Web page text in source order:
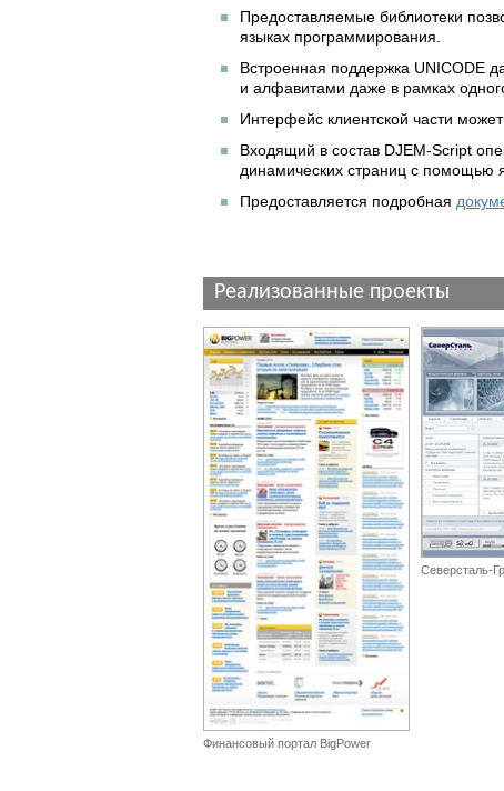
Предоставляемые библиотеки
языках программирования.
Встроенная поддержка UNICODE
и алфавитами даже в рамках
Интерфейс клиентской части
Входящий в состав DJEM-Script
динамических страниц с помощью
Предоставляется подробная
Реализованные проекты
Финансовый портал BigPower
Северсталь-